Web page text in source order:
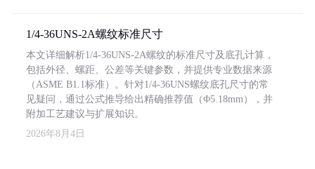
1/4-36UNS-2A螺纹标准尺寸
本文详细解析1/4-36UNS-2A螺纹的标准尺寸及底孔计算，
包括外径、螺距、公差等关键参数，并提供专业数据来源
（ASME B1.1标准）。针对1/4-36UNS螺纹底孔尺寸的常
见疑问，通过公式推导给出精确推荐值（Φ5.18mm），并
附加工艺建议与扩展知识。
2026年8月4日